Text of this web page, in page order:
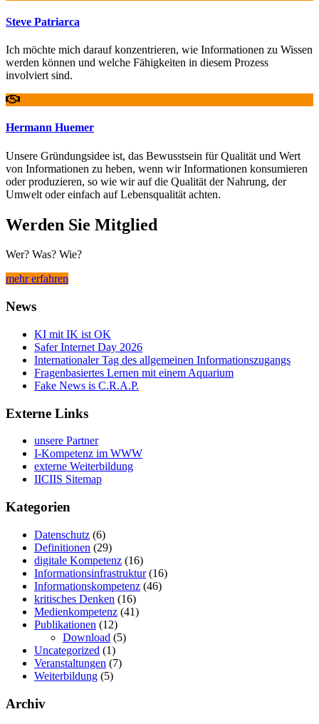
Steve Patriarca
Ich möchte mich darauf konzentrieren, wie Informationen zu Wissen
werden können und welche Fähigkeiten in diesem Prozess
involviert sind.
Hermann Huemer
Unsere Gründungsidee ist, das Bewusstsein für Qualität und Wert
von Informationen zu heben, wenn wir Informationen konsumieren
oder produzieren, so wie wir auf die Qualität der Nahrung, der
Umwelt oder einfach auf Lebensqualität achten.
Werden Sie Mitglied
Wer? Was? Wie?
mehr erfahren
News
KI mit IK ist OK
Safer Internet Day 2026
Internationaler Tag des allgemeinen Informationszugangs
Fragenbasiertes Lernen mit einem Aquarium
Fake News is C.R.A.P.
Externe Links
unsere Partner
I-Kompetenz im WWW
externe Weiterbildung
IICIIS Sitemap
Kategorien
Datenschutz (6)
Definitionen (29)
digitale Kompetenz (16)
Informationsinfrastruktur(16)
Informationskompetenz (46)
kritisches Denken (16)
Medienkompetenz (41)
Publikationen (12)
Download (5)
Uncategorized (1)
Veranstaltungen (7)
Weiterbildung (5)
Archiv